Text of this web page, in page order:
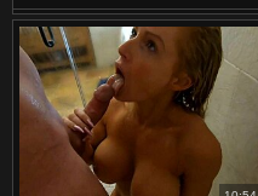
מציצות
ציצים טבעיים